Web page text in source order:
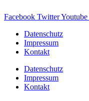
Facebook TwitterYoutube
Datenschutz
Impressum
Kontakt
Datenschutz
Impressum
Kontakt